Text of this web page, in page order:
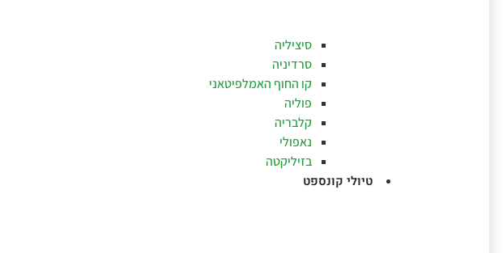
סיציליה
סרדיניה
קו החוף האמלפיטאני
פוליה
קלבריה
נאפולי
בזיליקטה
טיולי קונספט